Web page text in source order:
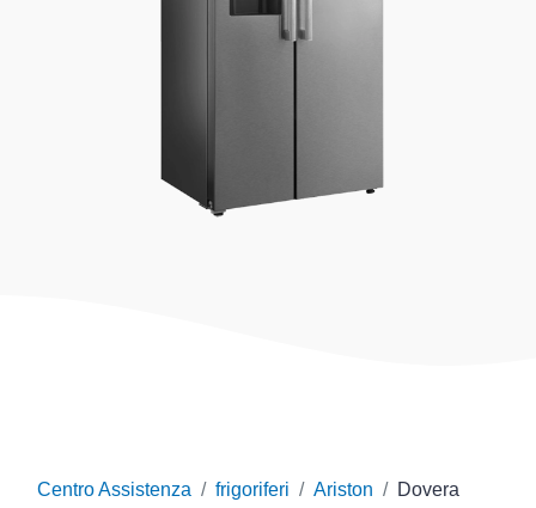
Centro Assistenza frigoriferi Ariston Dovera